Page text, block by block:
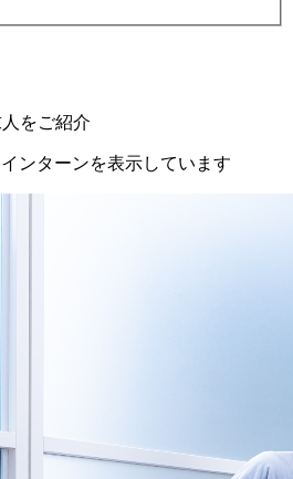
をご紹介
ンターンを表示しています